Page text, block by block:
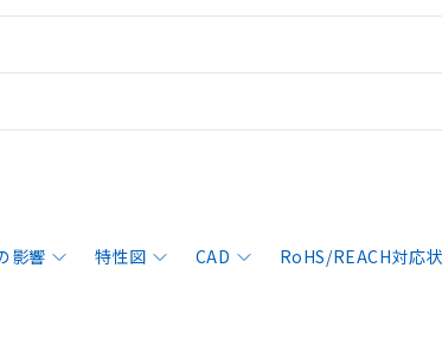
影響 特性図 CAD
RoHS/REACH対応